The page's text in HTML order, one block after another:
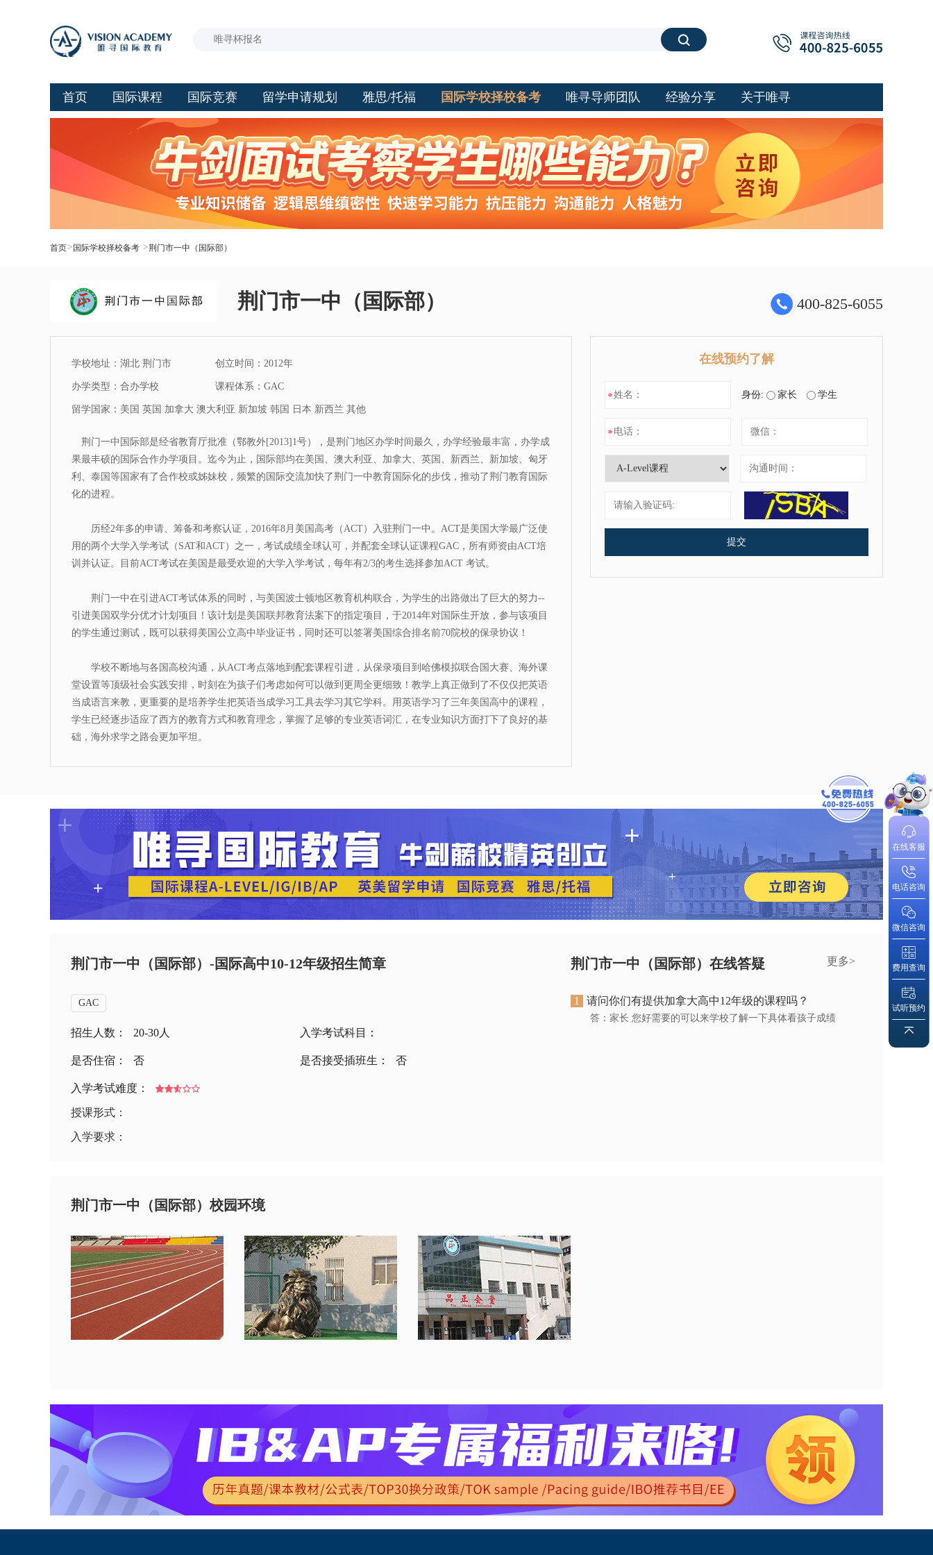
搜索
首页 国际课程 国际竞赛 留学申请规划 雅思/托福 国际学校择校备考 唯寻导师团队 经验分享 关于唯寻
首页> 国际学校择校备考 >荆门市一中（国际部）
荆门市一中（国际部） 400-825-6055
学校地址：湖北 荆门市 创立时间：2012年
办学类型：合办学校 课程体系：GAC
留学国家：美国 英国 加拿大 澳大利亚 新加坡 韩国 日本 新西兰 其他
荆门一中国际部是经省教育厅批准（鄂教外[2013]1号），是荆门地区办学时间最久，办学经验最丰富，办学成
果最丰硕的国际合作办学项目。迄今为止，国际部均在美国、澳大利亚、加拿大、英国、新西兰、新加坡、匈牙
利、泰国等国家有了合作校或姊妹校，频繁的国际交流加快了荆门一中教育国际化的步伐，推动了荆门教育国际
化的进程。
历经2年多的申请、筹备和考察认证，2016年8月美国高考（ACT）入驻荆门一中。ACT是美国大学最广泛使
用的两个大学入学考试（SAT和ACT）之一，考试成绩全球认可，并配套全球认证课程GAC，所有师资由ACT培
训并认证。目前ACT考试在美国是最受欢迎的大学入学考试，每年有2/3的考生选择参加ACT 考试。
荆门一中在引进ACT考试体系的同时，与美国波士顿地区教育机构联合，为学生的出路做出了巨大的努力--
引进美国双学分优才计划项目！该计划是美国联邦教育法案下的指定项目，于2014年对国际生开放，参与该项目
的学生通过测试，既可以获得美国公立高中毕业证书，同时还可以签署美国综合排名前70院校的保录协议！
学校不断地与各国高校沟通，从ACT考点落地到配套课程引进，从保录项目到哈佛模拟联合国大赛、海外课
堂设置等顶级社会实践安排，时刻在为孩子们考虑如何可以做到更周全更细致！教学上真正做到了不仅仅把英语
当成语言来教，更重要的是培养学生把英语当成学习工具去学习其它学科。用英语学习了三年美国高中的课程，
学生已经逐步适应了西方的教育方式和教育理念，掌握了足够的专业英语词汇，在专业知识方面打下了良好的基
础，海外求学之路会更加平坦。
在线预约了解
* 身份: 家长 学生
*
提交
荆门市一中（国际部）-国际高中10-12年级招生简章
GAC
招生人数： 20-30人 入学考试科目：
是否住宿： 否 是否接受插班生： 否
入学考试难度：
授课形式：
入学要求：
荆门市一中（国际部）在线答疑 更多>
1 请问你们有提供加拿大高中12年级的课程吗？
答：家长 您好需要的可以来学校了解一下具体看孩子成绩
荆门市一中（国际部）校园环境
在线客服
电话咨询
微信咨询
费用查询
试听预约